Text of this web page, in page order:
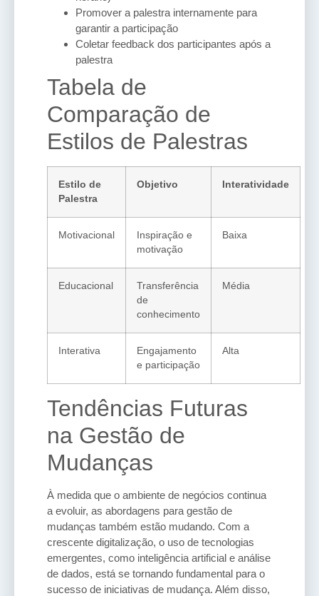
Promover a palestra internamente para
garantir a participação
Coletar feedback dos participantes após a
palestra
Tabela de
Comparação de
Estilos de Palestras
Estilo de
Palestra
Objetivo Interatividade
Motivacional
Inspiração e
motivação
Baixa
Educacional
Transferência
de
conhecimento
Média
Interativa
Engajamento
e participação
Alta
Tendências Futuras
na Gestão de
Mudanças
À medida que o ambiente de negócios continua
a evoluir, as abordagens para gestão de
mudanças também estão mudando. Com a
crescente digitalização, o uso de tecnologias
emergentes, como inteligência artificial e análise
de dados, está se tornando fundamental para o
sucesso de iniciativas de mudança. Além disso,